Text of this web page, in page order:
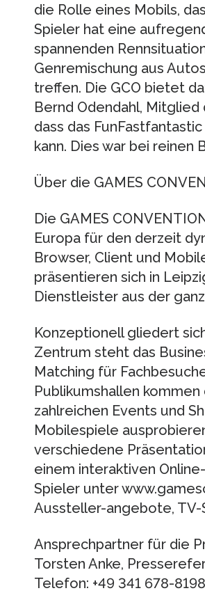
die Rolle eines Mobils,
Spieler hat eine
spannenden
Genremischung aus
treffen. Die GCO bietet
Bernd Odendahl,
dass das
kann. Dies war bei reinen
Über die GAMES
Die GAMES
Europa für den derzeit
Browser, Client und
präsentieren sich in
Dienstleister aus der
Konzeptionell gliedert
Zentrum steht das
Matching für
Publikumshallen
zahl­reichen Events und
Mobilespiele
verschiedene
einem interaktiven
Spieler unter
Aussteller-angebote, TV-
Ansprechpartner für die
Torsten Anke,
Telefon: +49 341 678-8198